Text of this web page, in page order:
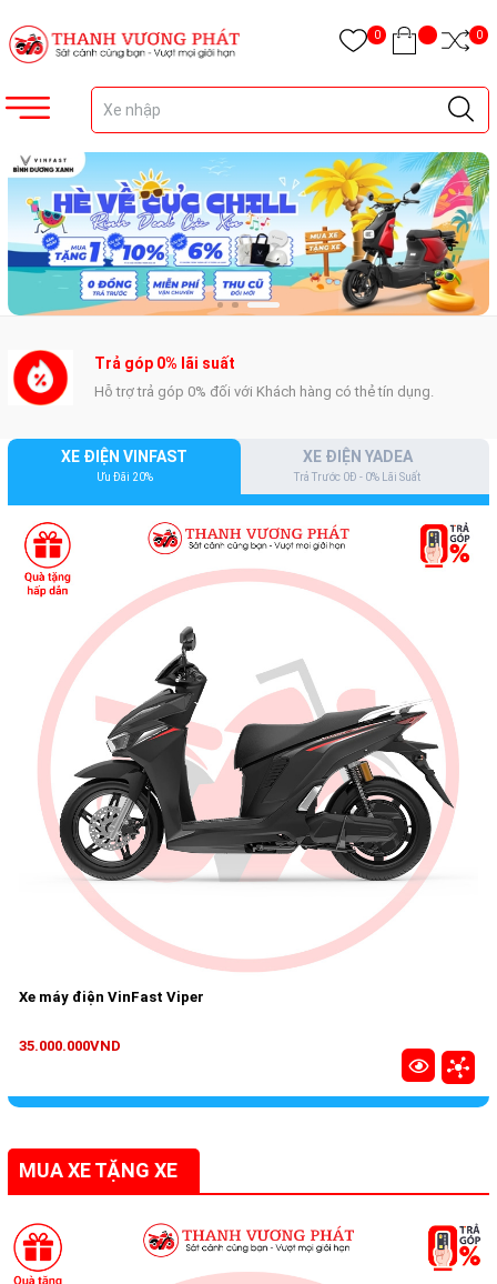
0 0
Miễn phí vận chuyển
Giao xe miễn phí tận nhà trên địa bàn tỉnh Bình Dương.
XE ĐIỆN VINFAST
Ưu Đãi 20%
XE ĐIỆN YADEA
Trả Trước 0Đ - 0% Lãi Suất
Xe máy điện VinFast Viper
35.000.000VND
MUA XE TẶNG XE